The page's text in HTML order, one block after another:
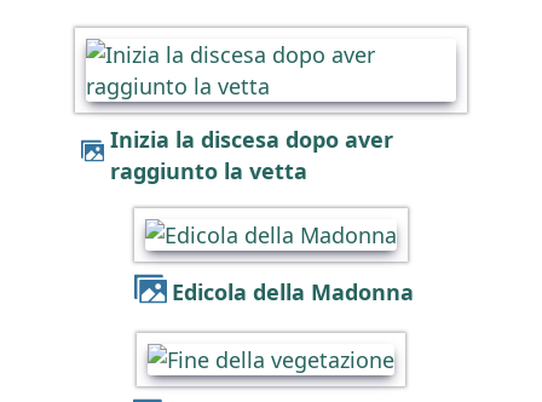
Inizia la discesa dopo aver
raggiunto la vetta
Edicola della Madonna